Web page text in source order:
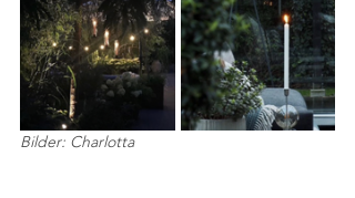
Bilder: Charlotta